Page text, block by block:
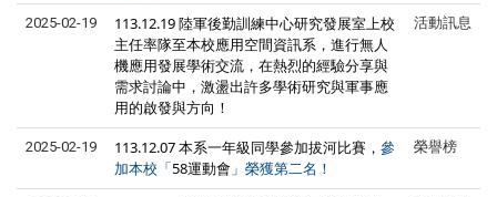
2025-02-19
113.12.19 陸軍後勤訓練中心研究發展室上校
主任率隊至本校應用空間資訊系，進行無人
機應用發展學術交流，在熱烈的經驗分享與
需求討論中，激盪出許多學術研究與軍事應
用的啟發與方向！
活動訊息
2025-02-19 113.12.07 本系一年級同學參加拔河比賽， 參
加本校「 58運動會 」榮獲第二名！
榮譽榜